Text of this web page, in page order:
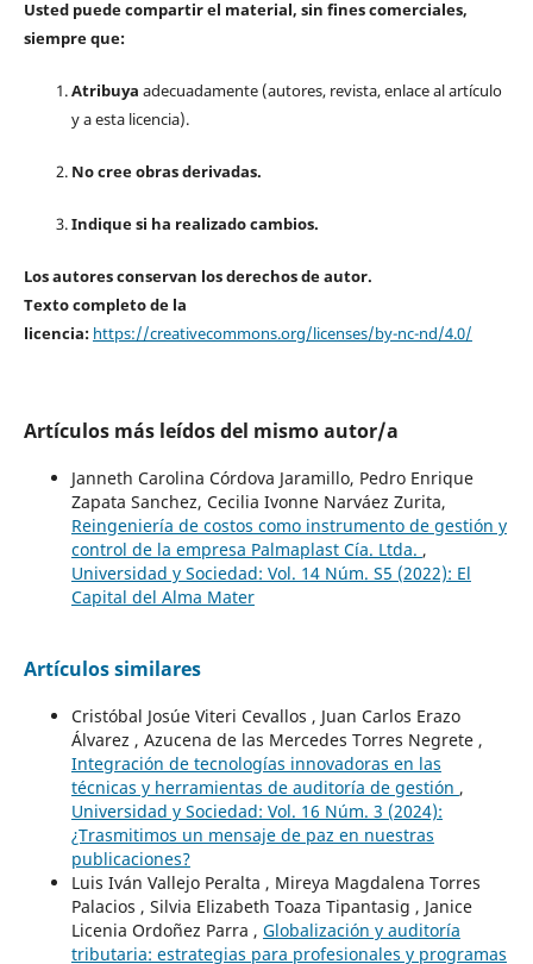
Usted puede compartir el material, sin fines comerciales,
siempre que:
Atribuya adecuadamente (autores, revista, enlace al artículo
y a esta licencia).
No cree obras derivadas.
Indique si ha realizado cambios.
Los autores conservan los derechos de autor.
Texto completo de la
licencia: https://creativecommons.org/licenses/by-nc-nd/4.0/
Artículos más leídos del mismo autor/a
Janneth Carolina Córdova Jaramillo, Pedro Enrique
Zapata Sanchez, Cecilia Ivonne Narváez Zurita,
Reingeniería de costos como instrumento de gestión y
control de la empresa Palmaplast Cía. Ltda. ,
Universidad y Sociedad: Vol. 14 Núm. S5 (2022): El
Capital del Alma Mater
Artículos similares
Cristóbal Josúe Viteri Cevallos , Juan Carlos Erazo
Álvarez , Azucena de las Mercedes Torres Negrete ,
Integración de tecnologías innovadoras en las
técnicas y herramientas de auditoría de gestión ,
Universidad y Sociedad: Vol. 16 Núm. 3 (2024):
¿Trasmitimos un mensaje de paz en nuestras
publicaciones?
Luis Iván Vallejo Peralta , Mireya Magdalena Torres
Palacios , Silvia Elizabeth Toaza Tipantasig , Janice
Licenia Ordoñez Parra , Globalización y auditoría
tributaria: estrategias para profesionales y programas